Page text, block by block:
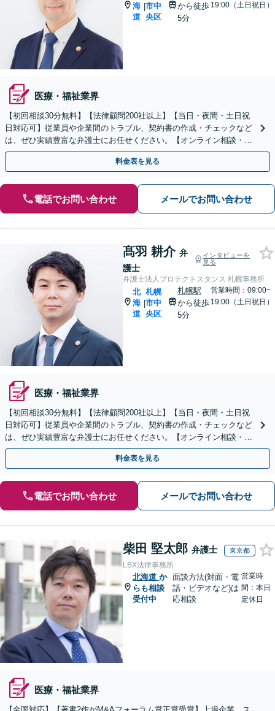
海
道
|市中
央区
から徒歩
5分
19:00（土日祝日）
医療・福祉業界
【初回相談30分無料】【法律顧問200社以上】【当日・夜間・土日祝
日対応可】従業員や企業間のトラブル、契約書の作成・チェックなど
は、ぜひ実績豊富な弁護士にお任せください。【オンライン相談・電
子契約に対応】
料金表を見る
電話でお問い合わせ メールでお問い合わせ
髙羽 耕介 弁
護士
インタビューを
見る
弁護士法人プロテクトスタンス 札幌事務所
北
海
道
|
札幌
市中
央区
札幌駅
から徒歩
5分
営業時間：09:00~
19:00（土日祝日）
医療・福祉業界
【初回相談30分無料】【法律顧問200社以上】【当日・夜間・土日祝
日対応可】従業員や企業間のトラブル、契約書の作成・チェックなど
は、ぜひ実績豊富な弁護士にお任せください。【オンライン相談・電
子契約に対応】
料金表を見る
電話でお問い合わせ メールでお問い合わせ
柴田 堅太郎 弁護士 東京都
LBX法律事務所
北海道 か
らも相談
受付中
面談方法(対面・電
話・ビデオなど)は
応相談
営業時
間：本日
定休日
医療・福祉業界